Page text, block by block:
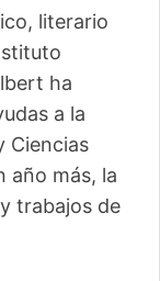
Baeza
-500’
Juan Gil-